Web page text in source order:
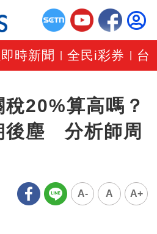
時新聞 |全民i彩券 台
20%算高嗎？
後塵 分析師周
A- A A+